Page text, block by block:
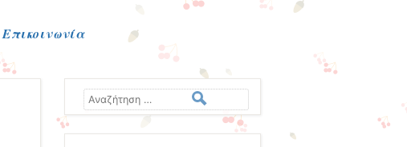
Επικοινωνία
Αναζήτηση